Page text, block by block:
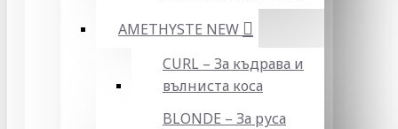
AMETHYSTE NEW
CURL – За къдрава и
вълниста коса
BLONDE – За руса